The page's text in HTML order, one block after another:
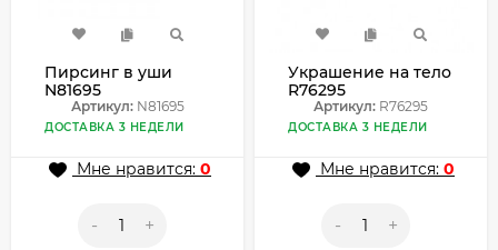
Пирсинг в уши
N81695
Артикул:N81695
ДОСТАВКА 3 НЕДЕЛИ
Мне нравится: 0
- +
Украшение на тело
R76295
Артикул: R76295
ДОСТАВКА 3 НЕДЕЛИ
Мне нравится: 0
- +